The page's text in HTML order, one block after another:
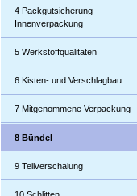
4 Packgutsicherung
Innenverpackung
5 Werkstoffqualitäten
6 Kisten- und Verschlagbau
7 Mitgenommene Verpackung
8 Bündel
9 Teilverschalung